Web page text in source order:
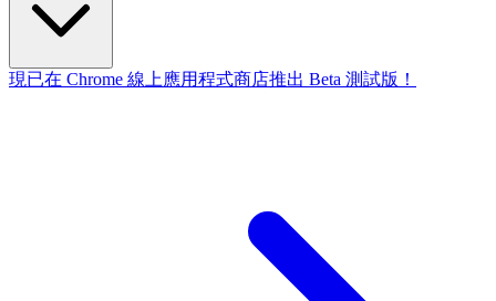
現已在 Chrome 線上應用程式商店推出 Beta 測試版！